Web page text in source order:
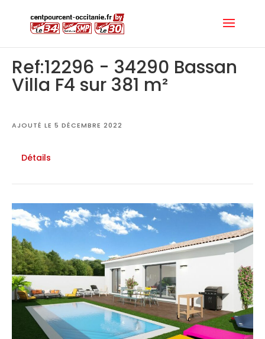
Ref:12296 - 34290 Bassan
Villa F4 sur 381 m²
AJOUTÉ LE 5 DÉCEMBRE 2022
Détails